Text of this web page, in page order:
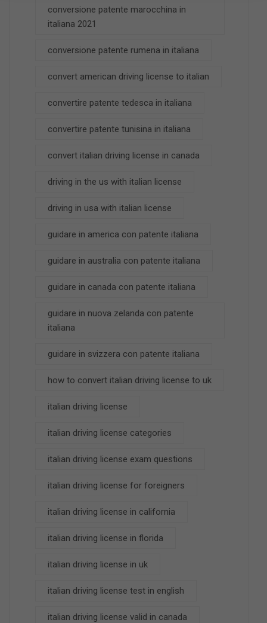
conversione patente marocchina in
italiana 2021
conversione patente rumena in italiana
convert american driving license to italian
convertire patente tedesca in italiana
convertire patente tunisina in italiana
convert italian driving license in canada
driving in the us with italian license
driving in usa with italian license
guidare in america con patente italiana
guidare in australia con patente italiana
guidare in canada con patente italiana
guidare in nuova zelanda con patente
italiana
guidare in svizzera con patente italiana
how to convert italian driving license to uk
italian driving license
italian driving license categories
italian driving license exam questions
italian driving license for foreigners
italian driving license in california
italian driving license in florida
italian driving license in uk
italian driving license test in english
italian driving license valid in canada